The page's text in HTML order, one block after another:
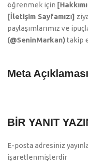
öğrenmek için
[İletişim Sayfamızı]
paylaşımlarımız ve
(@SeninMarkan)takip
Meta Açıklaması
BIR YANIT
E-posta adresiniz
işaretlenmişlerdir